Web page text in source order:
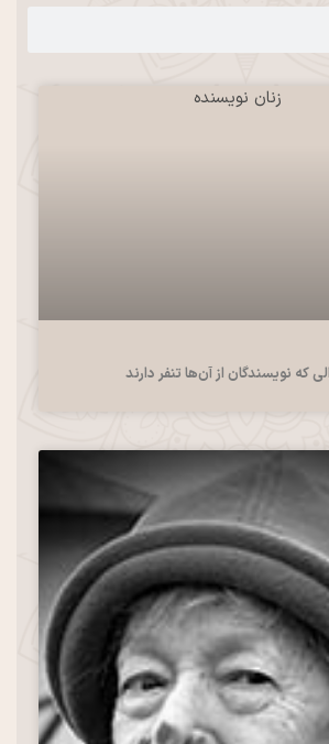
که نویسندگان از آن‌ها تنفر دارند